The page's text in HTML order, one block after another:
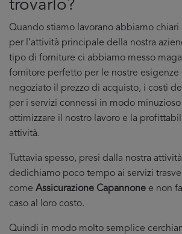
trovarlo?
Quando stiamo lavorano abbiamo
per l’attività principale della nostra
tipo di forniture ci abbiamo messo
fornitore perfetto per le nostre esigenze
negoziato il prezzo di acquisto, i costi
per i servizi connessi in modo
ottimizzare il nostro lavoro e la
attività.
Tuttavia spesso, presi dalla nostra
dedichiamo poco tempo ai servizi
come Assicurazione Capannone e non
caso al loro costo.
Quindi in modo molto semplice